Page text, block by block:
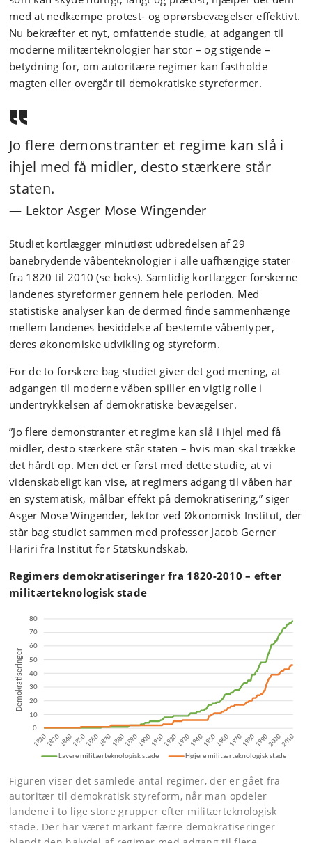
med at nedkæmpe protest- og oprørsbevægelser effektivt.
Nu bekræfter et nyt, omfattende studie, at adgangen til
moderne militærteknologier har stor – og stigende –
betydning for, om autoritære regimer kan fastholde
magten eller overgår til demokratiske styreformer.
Jo flere demonstranter et regime kan slå i
ihjel med få midler, desto stærkere står
staten.
Lektor Asger Mose Wingender
Studiet kortlægger minutiøst udbredelsen af 29
banebrydende våbenteknologier i alle uafhængige stater
fra 1820 til 2010 (se boks). Samtidig kortlægger forskerne
landenes styreformer gennem hele perioden. Med
statistiske analyser kan de dermed finde sammenhænge
mellem landenes besiddelse af bestemte våbentyper,
deres økonomiske udvikling og styreform.
For de to forskere bag studiet giver det god mening, at
adgangen til moderne våben spiller en vigtig rolle i
undertrykkelsen af demokratiske bevægelser.
”Jo flere demonstranter et regime kan slå i ihjel med få
midler, desto stærkere står staten – hvis man skal trække
det hårdt op. Men det er først med dette studie, at vi
videnskabeligt kan vise, at regimers adgang til våben har
en systematisk, målbar effekt på demokratisering,” siger
Asger Mose Wingender, lektor ved Økonomisk Institut, der
står bag studiet sammen med professor Jacob Gerner
Hariri fra Institut for Statskundskab.
Regimers demokratiseringer fra 1820-2010 – efter
militærteknologisk stade
Figuren viser det samlede antal regimer, der er gået fra
autoritær til demokratisk styreform, når man opdeler
landene i to lige store grupper efter militærteknologisk
stade. Der har været markant færre demokratiseringer